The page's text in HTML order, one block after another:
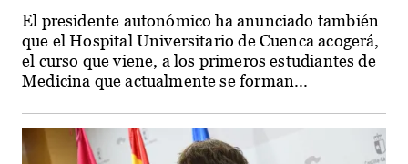
El presidente autonómico ha anunciado también
que el Hospital Universitario de Cuenca acogerá,
el curso que viene, a los primeros estudiantes de
Medicina que actualmente se forman...